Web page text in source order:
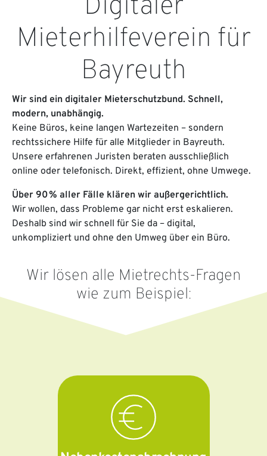
Mieterhilfeverein für
Bayreuth
Wir sind ein digitaler Mieterschutzbund. Schnell,
modern, unabhängig.
Keine Büros, keine langen Wartezeiten – sondern
rechtssichere Hilfe für alle Mitglieder in Bayreuth.
Unsere erfahrenen Juristen beraten ausschließlich
online oder telefonisch. Direkt, effizient, ohne Umwege.
Über 90 % aller Fälle klären wir außergerichtlich.
Wir wollen, dass Probleme gar nicht erst eskalieren.
Deshalb sind wir schnell für Sie da – digital,
unkompliziert und ohne den Umweg über ein Büro.
Wir lösen alle Mietrechts-Fragen
wie zum Beispiel: